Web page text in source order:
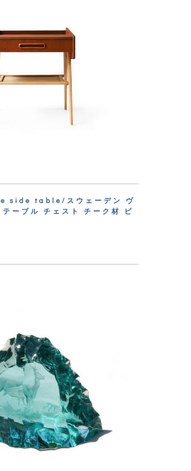
side table/スウェーデン ヴ
テーブル チェスト チーク材 ビ